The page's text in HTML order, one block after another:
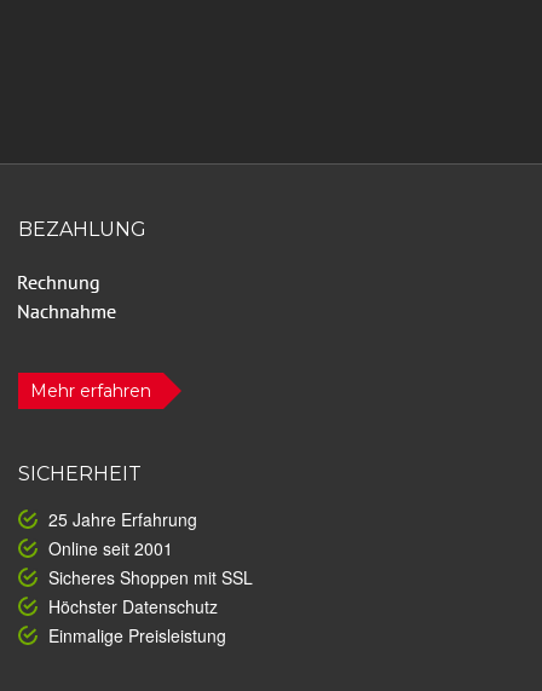
BEZAHLUNG
Mehr erfahren
SICHERHEIT
25 Jahre Erfahrung
Online seit 2001
Sicheres Shoppen mit SSL
Höchster Datenschutz
Einmalige Preisleistung